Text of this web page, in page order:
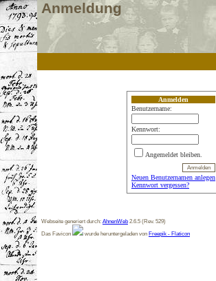
Anmeldung
Anmelden
Benutzername:
Kennwort:
Angemeldet bleiben.
Neuen Benutzernamen anlegen
Kennwort vergessen?
Webseite generiert durch: AhnenWeb 2.6.5 (Rev. 529)
Das Favicon
wurde heruntergeladen von Freepik - Flaticon